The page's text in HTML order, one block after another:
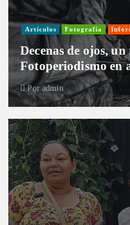
Artículos Fotografía
Decenas de ojos,
Fotoperiodismo en
Por admin